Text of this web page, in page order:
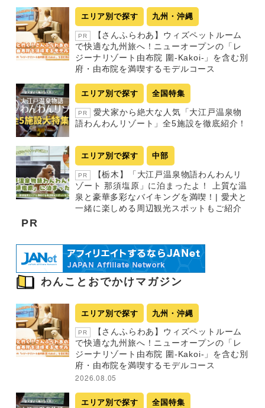
エリア別で探す 九州・沖縄
PR
【さんふらわあ】ウィズペットルーム
で快適な九州旅へ！ニューオープンの「レ
ジーナリゾート由布院 圍-Kakoi-」を含む別
府・由布院を満喫するモデルコース
エリア別で探す 全国特集
PR
愛犬家から絶大な人気「大江戸温泉物
語わんわんリゾート」全5施設を徹底紹介！
エリア別で探す 中部
PR
【栃木】「大江戸温泉物語わんわんリ
ゾート 那須塩原」に泊まったよ！ 上質な温
泉と豪華多彩なバイキングを満喫！| 愛犬と
一緒に楽しめる周辺観光スポットもご紹介
PR
わんことおでかけマガジン
エリア別で探す 九州・沖縄
PR
【さんふらわあ】ウィズペットルーム
で快適な九州旅へ！ニューオープンの「レ
ジーナリゾート由布院 圍-Kakoi-」を含む別
府・由布院を満喫するモデルコース
2026.08.05
エリア別で探す 全国特集